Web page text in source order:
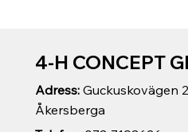
Adress: Guckuskovägen
Åkersberga
4-H CONCEPT